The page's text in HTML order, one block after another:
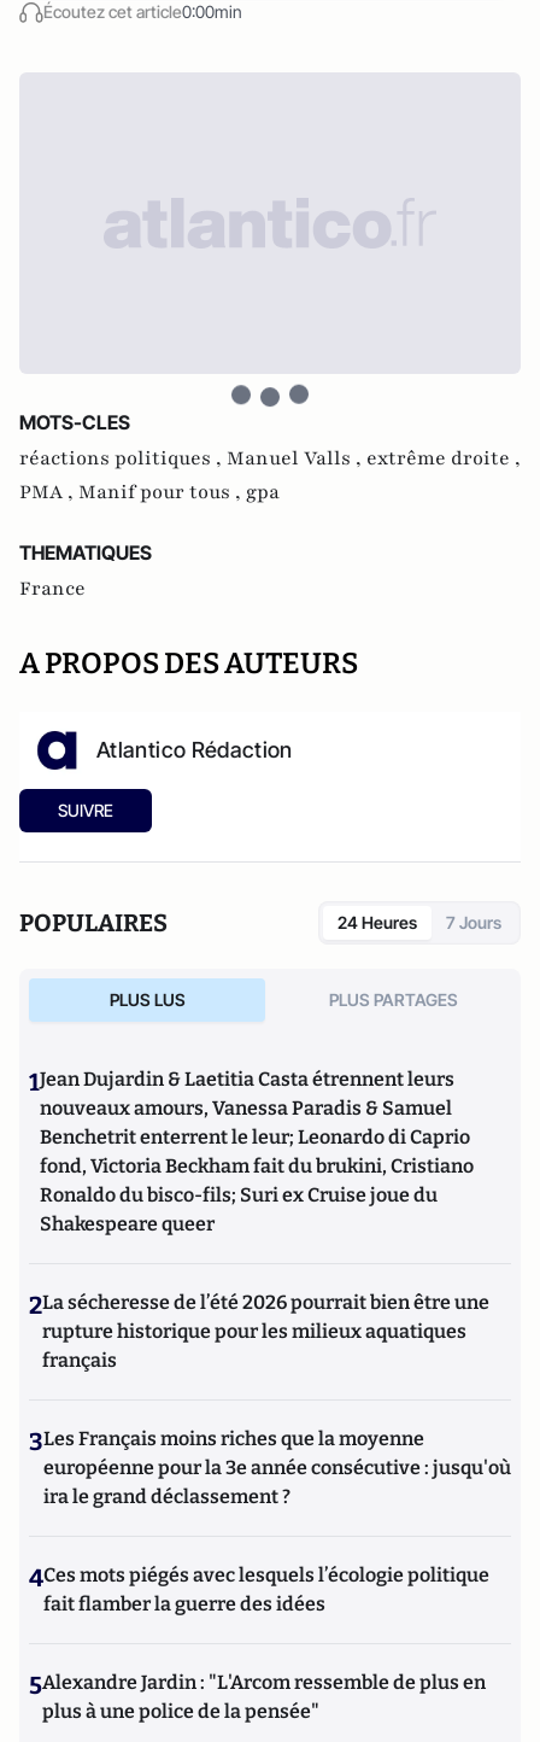
Écoutez cet article0:00min
MOTS-CLES
réactions politiques , Manuel Valls , extrême droite ,
PMA , Manif pour tous , gpa
THEMATIQUES
France
A PROPOS DES AUTEURS
Atlantico Rédaction
SUIVRE
POPULAIRES 24 Heures 7 Jours
PLUS LUS PLUS PARTAGES
1Jean Dujardin & Laetitia Casta étrennent leurs
nouveaux amours, Vanessa Paradis & Samuel
Benchetrit enterrent le leur; Leonardo di Caprio
fond, Victoria Beckham fait du brukini, Cristiano
Ronaldo du bisco-fils; Suri ex Cruise joue du
Shakespeare queer
2La sécheresse de l’été 2026 pourrait bien être une
rupture historique pour les milieux aquatiques
français
3Les Français moins riches que la moyenne
européenne pour la 3e année consécutive : jusqu'où
ira le grand déclassement ?
4Ces mots piégés avec lesquels l’écologie politique
fait flamber la guerre des idées
5Alexandre Jardin : "L'Arcom ressemble de plus en
plus à une police de la pensée"